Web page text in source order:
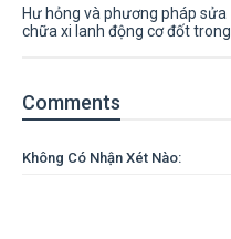
Hư hỏng và phương pháp sửa
chữa xi lanh động cơ đốt trong
Comments
Không Có Nhận Xét Nào: